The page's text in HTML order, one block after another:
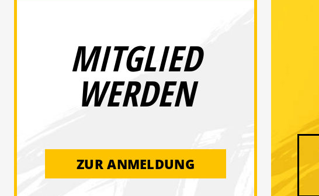
MITGLIED
WERDEN
ZUR ANMELDUNG